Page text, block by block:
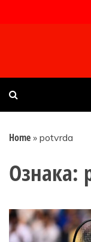
Faktor
Uvijek presudan
Home » potvrda
Ознака: